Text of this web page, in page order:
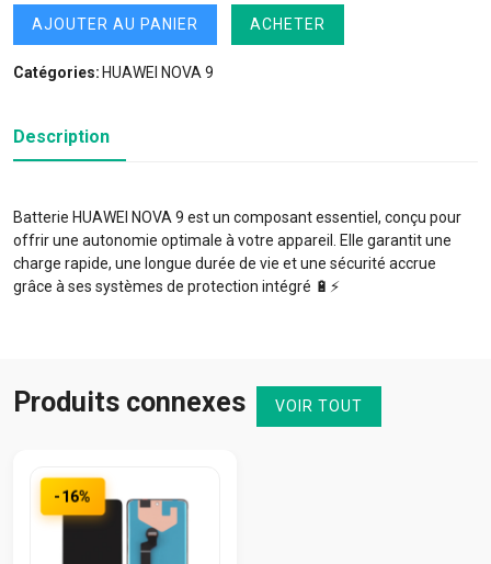
AJOUTER AU PANIER ACHETER
Catégories: HUAWEI NOVA 9
Description
Batterie HUAWEI NOVA 9 est un composant essentiel, conçu pour
offrir une autonomie optimale à votre appareil. Elle garantit une
charge rapide, une longue durée de vie et une sécurité accrue
grâce à ses systèmes de protection intégré 🔋⚡️
Produits connexes VOIR TOUT
-16%